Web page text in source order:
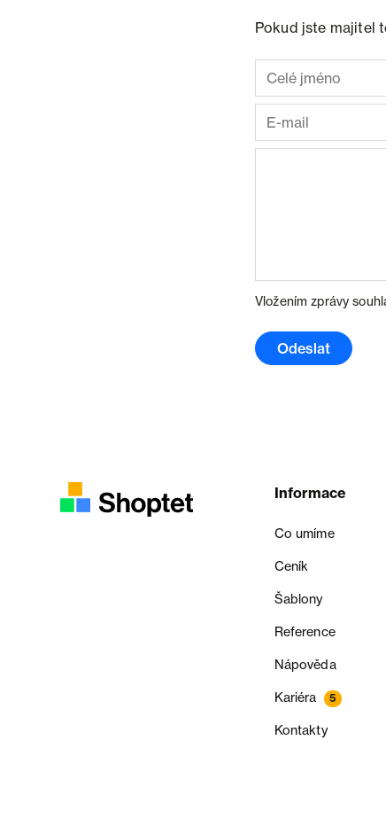
Pokud jste majitel
Vložením zprávy
Odeslat
Informace
Co umíme
Ceník
Šablony
Reference
Nápověda
Kariéra 5
Kontakty